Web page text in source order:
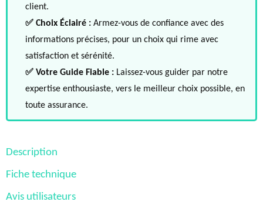
client.
✅ Choix Éclairé : Armez-vous de confiance avec des
informations précises, pour un choix qui rime avec
satisfaction et sérénité.
✅ Votre Guide Fiable : Laissez-vous guider par notre
expertise enthousiaste, vers le meilleur choix possible, en
toute assurance.
Description
Fiche technique
Avis utilisateurs